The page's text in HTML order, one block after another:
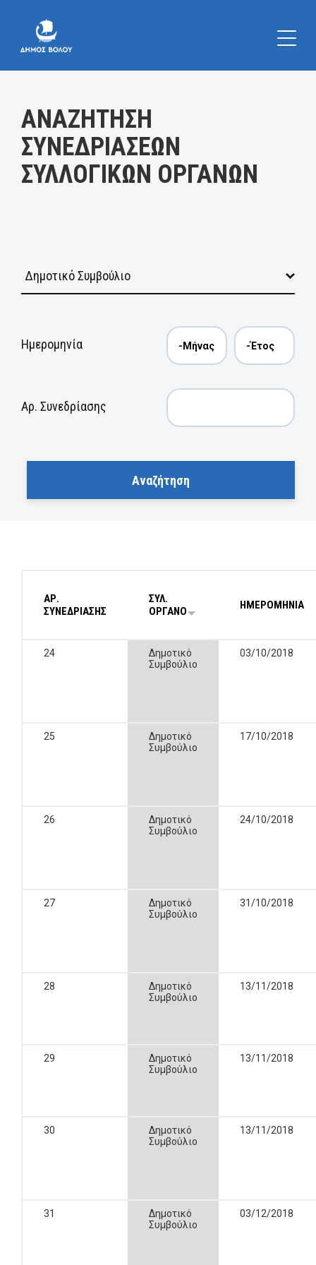
ΑΝΑΖΗΤΗΣΗ
ΣΥΝΕΔΡΙΑΣΕΩΝ
ΣΥΛΛΟΓΙΚΩΝ ΟΡΓΑΝΩΝ
Ημερομηνία
Αρ. Συνεδρίασης
ΑΡ.
ΣΥΝΕΔΡΙΑΣΗΣ
ΣΥΛ.
ΟΡΓΑΝΟ
ΗΜΕΡΟΜΗΝΙΑ
24
Δημοτικό
Συμβούλιο
03/10/2018
25
Δημοτικό
Συμβούλιο
17/10/2018
26
Δημοτικό
Συμβούλιο
24/10/2018
27
Δημοτικό
Συμβούλιο
31/10/2018
28
Δημοτικό
Συμβούλιο
13/11/2018
29
Δημοτικό
Συμβούλιο
13/11/2018
30
Δημοτικό
Συμβούλιο
13/11/2018
31
Δημοτικό
Συμβούλιο
03/12/2018